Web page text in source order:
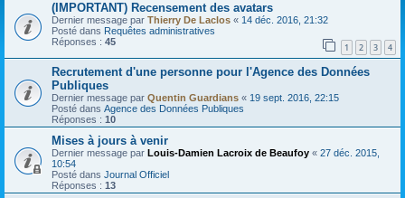
(IMPORTANT) Recensement des avatars
Dernier message par Thierry De Laclos « 14 déc. 2016, 21:32
Posté dans Requêtes administratives
Réponses : 45 1 2 3 4
Recrutement d'une personne pour l'Agence des Données
Publiques
Dernier message par Quentin Guardians « 19 sept. 2016, 22:15
Posté dans Agence des Données Publiques
Réponses : 10
Mises à jours à venir
Dernier message par Louis-Damien Lacroix de Beaufoy « 27 déc. 2015,
10:54
Posté dans Journal Officiel
Réponses : 13